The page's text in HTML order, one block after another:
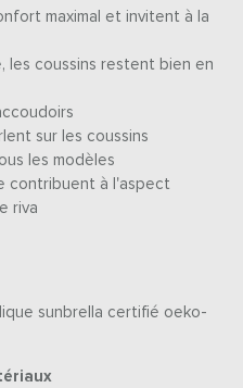
maximal et invitent à la
les coussins restent bien en
sur les coussins
les modèles
contribuent à l'aspect
riva
sunbrella certifié oeko-